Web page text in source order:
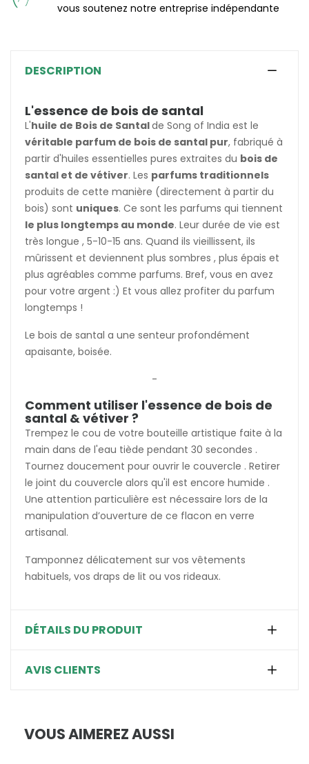
vous soutenez notre entreprise indépendante
DESCRIPTION
L'essence de bois de santal
L'huile de Bois de Santalde Song of India est le
véritable parfum de bois de santal pur, fabriqué à
partir d'huiles essentielles pures extraites du bois de
santal et de vétiver. Les parfums traditionnels
produits de cette manière (directement à partir du
bois) sont uniques. Ce sont les parfums qui tiennent
le plus longtemps au monde. Leur durée de vie est
très longue , 5-10-15 ans. Quand ils vieillissent, ils
mûrissent et deviennent plus sombres , plus épais et
plus agréables comme parfums. Bref, vous en avez
pour votre argent :) Et vous allez profiter du parfum
longtemps !
Le bois de santal a une senteur profondément
apaisante, boisée.
-
Comment utiliser l'essence de bois de
santal & vétiver ?
Trempez le cou de votre bouteille artistique faite à la
main dans de l'eau tiède pendant 30 secondes .
Tournez doucement pour ouvrir le couvercle . Retirer
le joint du couvercle alors qu'il est encore humide .
Une attention particulière est nécessaire lors de la
manipulation d’ouverture de ce flacon en verre
artisanal.
Tamponnez délicatement sur vos vêtements
habituels, vos draps de lit ou vos rideaux.
DÉTAILS DU PRODUIT
AVIS CLIENTS
VOUS AIMEREZ AUSSI